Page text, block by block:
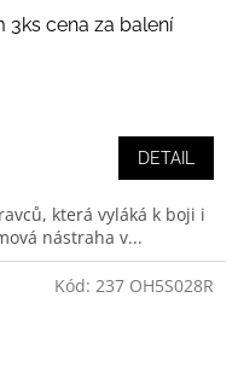
3ks cena za balení
DETAIL
která vyláká k boji i
nástraha v...
Kód: 237 OH5S028R